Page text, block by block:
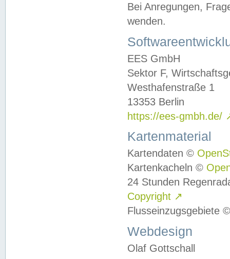
Bei Anregungen,
wenden.
EES GmbH
Sektor F,
Westhafenstraße 1
13353 Berlin
https://ees-gmbh.de/
Kartenmaterial
Kartendaten ©
Kartenkacheln ©
24 Stunden
Copyright ↗
Flusseinzugsgebiete
Webdesign
Olaf Gottschall